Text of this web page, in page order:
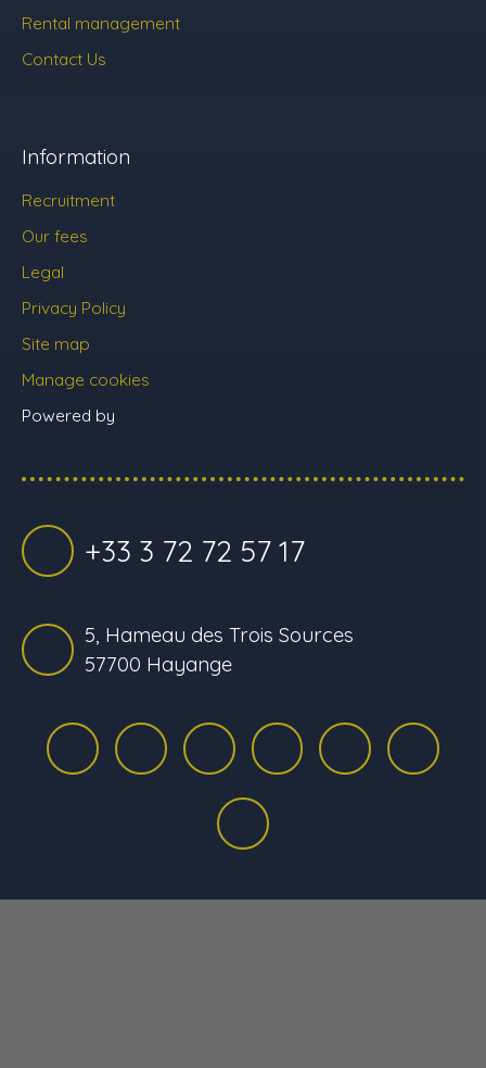
Rental management
Contact Us
Information
Recruitment
Our fees
Legal
Privacy Policy
Site map
Manage cookies
Powered by
+33 3 72 72 57 17
5, Hameau des Trois Sources
57700 Hayange